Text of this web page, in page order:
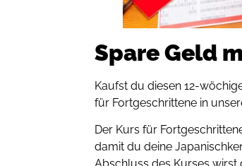
Spare Geld
Kaufst du diesen 12-
für Fortgeschrittene in
Der Kurs für
damit du deine